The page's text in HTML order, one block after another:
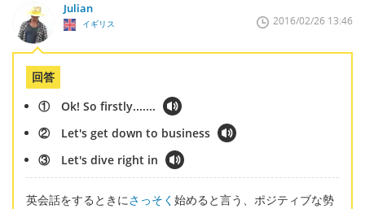
Julian
イギリス 2016/02/26 13:46
回答
① Ok! So firstly.......
② Let's get down to business
③ Let's dive right in
英会話をするときにさっそく 始めると言う、ポジティブな勢